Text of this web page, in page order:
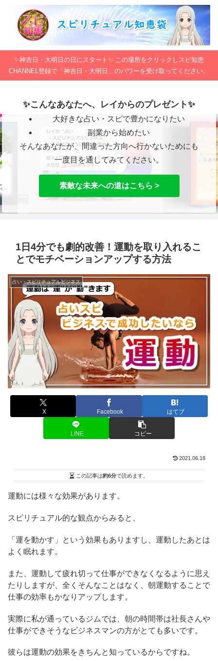
✨神吉日・大明日の日にスタート✨ この場所をクリックしスピ知恵
CHANNEL登録で「神吉日・大明日」のパワーを受け取ってください。
✨こんなあなたへ、レイからのプレゼント✨
大好きな占い・スピで豊かになりたい
副業から始めたい
そんなあなたが、間違った方向へ行かないためにも
一度目を通してみてください。
素敵な未来への道はこちら >
1日4分でも劇的改善！運動を取り入れるこ
とでモチベーションアップする方法
占い・スピリチュアルビジネス
X Facebook はてブ
LINE コピー
2021.06.18
この記事は約6分で読めます。
運動には様々な効果があります。
スピリチュアル的な観点からみると、
「運を動かす」という効果もありますし、運動したあとは
よく眠れます。
また、運動して疲れ切って仕事ができなくなるように思え
たりしますが、全くそんなことはなく、朝運動することで
仕事の効率もかなりアップします。
実際に私が通っているジムでは、朝の時間帯は社長さんや
仕事ができそうなビジネスマンの方がとても多いです。
彼らは運動の効果をきちんと知っているからですね。